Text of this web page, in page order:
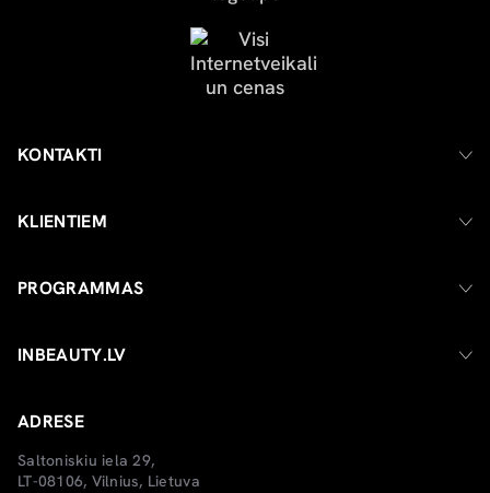
KONTAKTI
KLIENTIEM
PROGRAMMAS
INBEAUTY.LV
ADRESE
Saltoniskiu iela 29,
LT-08106, Vilnius, Lietuva